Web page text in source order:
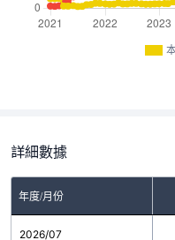
詳細數據
年度/月份
2026/07